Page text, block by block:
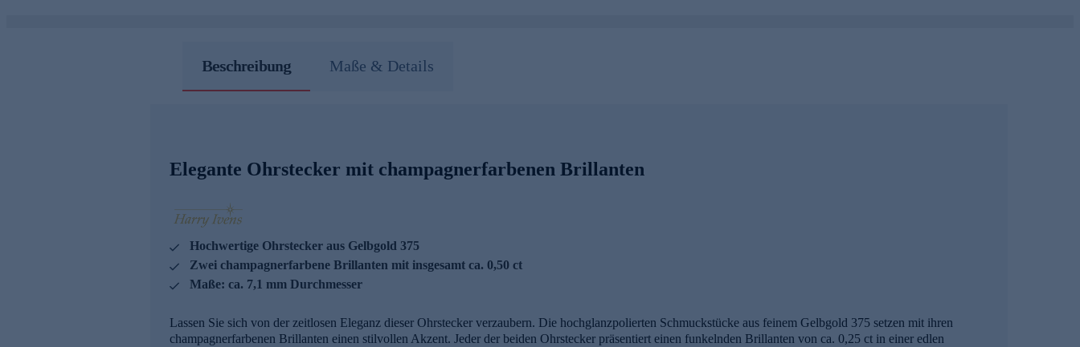
Beschreibung Maße & Details
Elegante Ohrstecker mit champagnerfarbenen Brillanten
Hochwertige Ohrstecker aus Gelbgold 375
Zwei champagnerfarbene Brillanten mit insgesamt ca. 0,50 ct
Maße: ca. 7,1 mm Durchmesser
Lassen Sie sich von der zeitlosen Eleganz dieser Ohrstecker verzaubern. Die hochglanzpolierten Schmuckstücke aus feinem Gelbgold 375 setzen mit ihren
champagnerfarbenen Brillanten einen stilvollen Akzent. Jeder der beiden Ohrstecker präsentiert einen funkelnden Brillanten von ca. 0,25 ct in einer edlen